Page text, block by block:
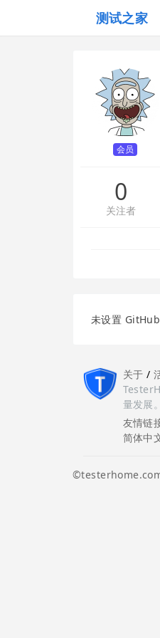
测试之家
会员
0
关注者
未设置
关于 /
量发展
友情链
简体中